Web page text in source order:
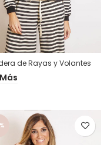
de Rayas y Volantes